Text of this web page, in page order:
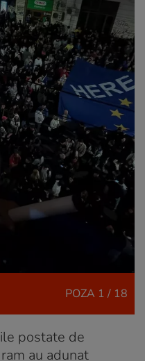
POZA 1 / 18
postate de
au adunat